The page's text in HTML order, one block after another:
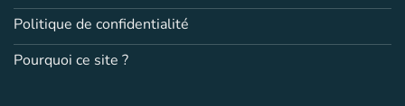
Politique de confidentialité
Pourquoi ce site ?